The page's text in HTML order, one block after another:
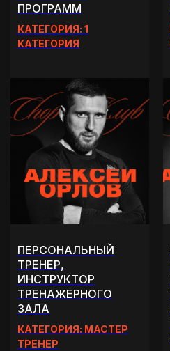
ПРОГРАММ
КАТЕГОРИЯ: 1
КАТЕГОРИЯ
ПЕРСОНАЛЬНЫЙ
ТРЕНЕР,
ИНСТРУКТОР
ТРЕНАЖЕРНОГО
ЗАЛА
КАТЕГОРИЯ: МАСТЕР
ТРЕНЕР